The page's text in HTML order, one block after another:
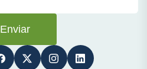
Enviar